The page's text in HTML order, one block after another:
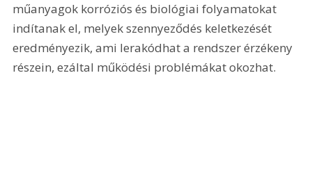
műanyagok korróziós és biológiai folyamatokat
indítanak el, melyek szennyeződés keletkezését
eredményezik, ami lerakódhat a rendszer érzékeny
részein, ezáltal működési problémákat okozhat.